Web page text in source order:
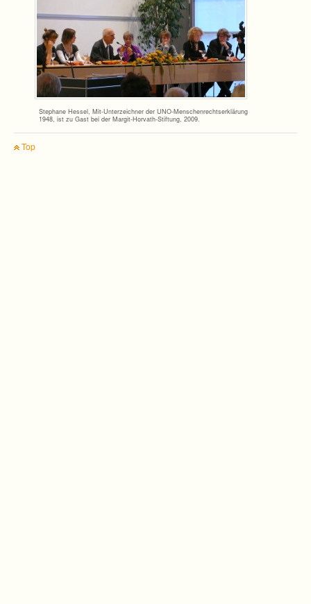
Ste­phane Hes­sel, Mit-Unterzeichner der UNO-Menschenrechtserklärung
1948, ist zu Gast bei der Margit-Horvath-Stiftung, 2009.
Top